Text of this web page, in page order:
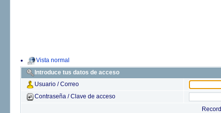
Vista normal
Introduce tus datos de acceso
Usuario / Correo
Contraseña / Clave de acceso